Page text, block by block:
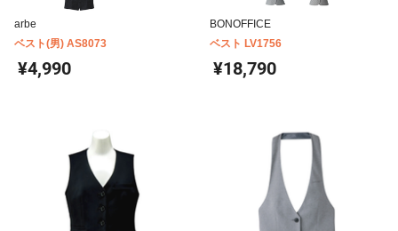
arbe
ベスト(男) AS8073
¥4,990
BONOFFICE
ベスト LV1756
¥18,790